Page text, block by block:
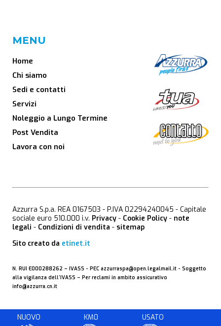
NUOVO KM0 USATO
MENU
Home
Chi siamo
Sedi e contatti
Servizi
Noleggio a Lungo Termine
Post Vendita
Lavora con noi
Azzurra S.p.a. REA 0167503 - P.IVA 02294240045 - Capitale
sociale euro 510.000 i.v. Privacy - Cookie Policy - note
legali - Condizioni di vendita - sitemap
Sito creato da etinet.it
N. RUI E000288262 – IVASS - PEC azzurraspa@open.legalmail.it - Soggetto
alla vigilanza dell’IVASS – Per reclami in ambito assicurativo
info@azzurra.cn.it